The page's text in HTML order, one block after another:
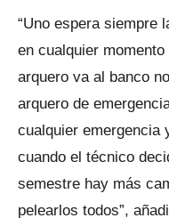
“Uno espera siempre
en cualquier
arquero va al banco
arquero de
cualquier emergencia
cuando el técnico
semestre hay más
pelearlos todos”,